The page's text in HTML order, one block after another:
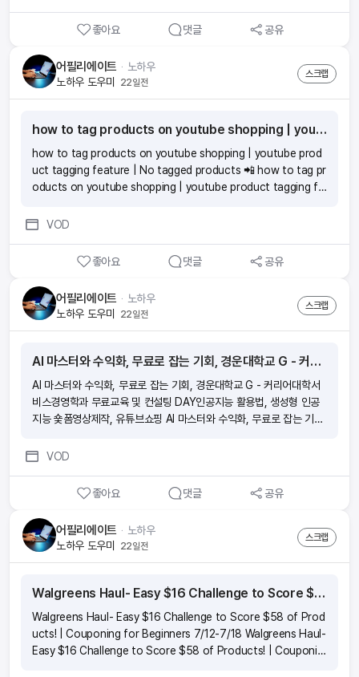
26 Amazon kitchen finds | Best Deals India #reviews #ama
좋아요 댓글 공유
어필리에이트 ᆞ 노하우
노하우 도우미
22일전
스크랩
how to tag products on youtube shopping | youtube product tagging feature | No tagged products 📲
how to tag products on youtube shopping | youtube prod
uct tagging feature | No tagged products 📲 how to tag pr
oducts on youtube shopping | youtube product tagging fe
utube shopping | youtube product tagging feature | No ta
ng | youtube product tagging feature | No tagged product
VOD
좋아요 댓글 공유
어필리에이트 ᆞ 노하우
노하우 도우미
22일전
스크랩
AI 마스터와 수익화, 무료로 잡는 기회, 경운대학교 G - 커리어대학서비스경영학과 무료교육 및 컨설팅 DAY인공지능 활용법, 생성형 인공지능 숓폼영상제작, 유튜브쇼핑
AI 마스터와 수익화, 무료로 잡는 기회, 경운대학교 G - 커리어대학서
비스경영학과 무료교육 및 컨설팅 DAY인공지능 활용법, 생성형 인공
지능 숓폼영상제작, 유튜브쇼핑 AI 마스터와 수익화, 무료로 잡는 기회,
인공지능 활용법, 생성형 인공지능 숓폼영상제작, 유튜브쇼핑 AI 마스
학과 무료교육 및 컨설팅 DAY인공지능 활용법, 생성형 인공지능 숓폼
영상제작, 유튜브쇼핑 AI 마스터와 수익화, 무료로 잡는 기회, 경운대학
교 G - 커리어대학서비스경영학과 무료교육 및 컨설팅 DAY인공지능
활용법, 생성형 인공지능 숓폼영상제작, 유튜브쇼핑
VOD
좋아요 댓글 공유
어필리에이트 ᆞ 노하우
노하우 도우미
22일전
스크랩
Walgreens Haul- Easy $16 Challenge to Score $58 of Products! | Couponing for Beginners 7/12-7/18
Walgreens Haul- Easy $16 Challenge to Score $58 of Prod
ucts! | Couponing for Beginners 7/12-7/18 Walgreens Haul-
Easy $16 Challenge to Score $58 of Products! | Couponin